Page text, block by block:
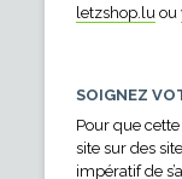
letzshop.lu ou
SOIGNEZ
Pour que
site sur des
impératif de